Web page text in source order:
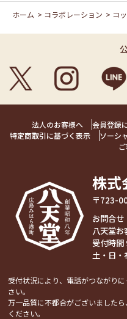
ホーム > コラボレーション > コ
法人のお客様へ 会員登録
特定商取引に基づく表示
ソーシ
株式
〒723-
お問合せ
八天堂
受付時間
土・日・
受付状況により、電話がつながり
さい。
万一品質に不都合がございました
ください。